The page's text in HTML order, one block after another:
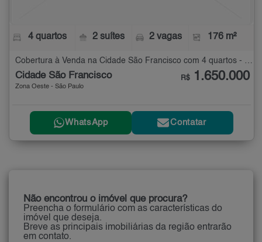
4 quartos 2 suítes 2 vagas 176 m²
Cidade São Francisco
Zona Oeste - São Paulo
R$ 1.650.000
WhatsApp Contatar
Não encontrou o imóvel que procura?
Preencha o formulário com as características do
imóvel que deseja.
Breve as principais imobiliárias da região entrarão
em contato.